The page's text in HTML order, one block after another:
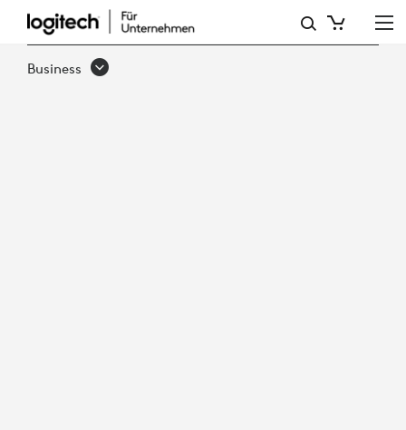
SCHLUSS
MIT
Business